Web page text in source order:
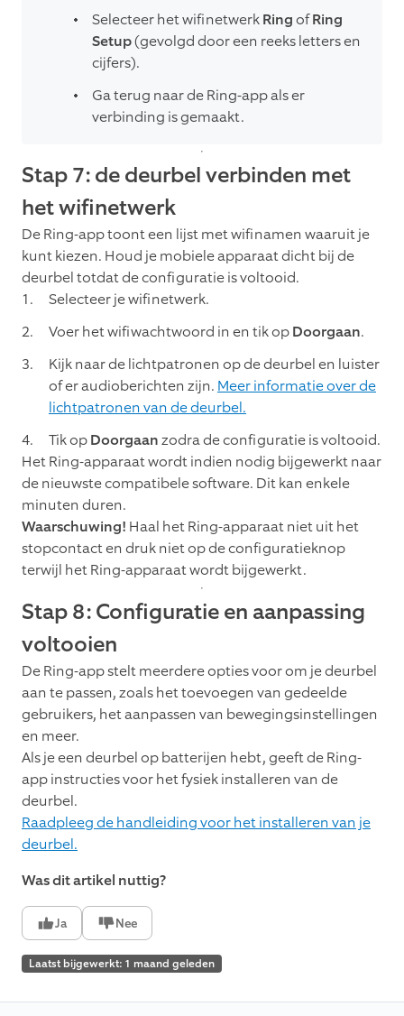
Selecteer het wifinetwerkRingofRing
Setup(gevolgd door een reeks letters en
cijfers).
Ga terug naar de Ring-app als er
verbinding is gemaakt.
Stap 7: de deurbel verbinden met
het wifinetwerk
De Ring-app toont een lijst met wifinamen waaruit je
kunt kiezen. Houd je mobiele apparaat dicht bij de
deurbel totdat de configuratie is voltooid.
Selecteer je wifinetwerk.
Voer het wifiwachtwoord in en tik opDoorgaan.
Kijk naar de lichtpatronen op de deurbel en luister
of er audioberichten zijn. Meer informatie over de
lichtpatronen van de deurbel.
Tik opDoorgaanzodra de configuratie is voltooid.
Het Ring-apparaat wordt indien nodig bijgewerkt naar
de nieuwste compatibele software. Dit kan enkele
minuten duren.
Waarschuwing! Haal het Ring-apparaat niet uit het
stopcontact en druk niet op de configuratieknop
terwijl het Ring-apparaat wordt bijgewerkt.
Stap 8: Configuratie en aanpassing
voltooien
De Ring-app stelt meerdere opties voor om je deurbel
aan te passen, zoals het toevoegen van gedeelde
gebruikers, het aanpassen van bewegingsinstellingen
en meer.
Als je een deurbel op batterijen hebt, geeft de Ring-
app instructies voor het fysiek installeren van de
deurbel.
Raadpleeg de handleiding voor het installeren van je
deurbel.
Was dit artikel nuttig?
Ja Nee
Laatst bijgewerkt: 1 maand geleden